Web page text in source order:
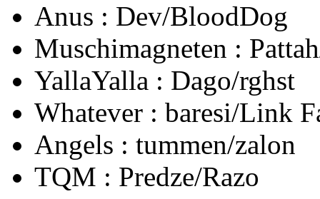
Anus : Dev/BloodDog
Muschimagneten :
YallaYalla : Dago/rghst
Whatever : baresi/Link
Angels : tummen/zalon
TQM : Predze/Razo